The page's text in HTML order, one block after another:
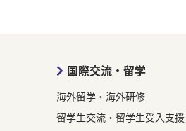
国際交流・留学
海外留学・海外研修
留学生交流・留学生受入支援